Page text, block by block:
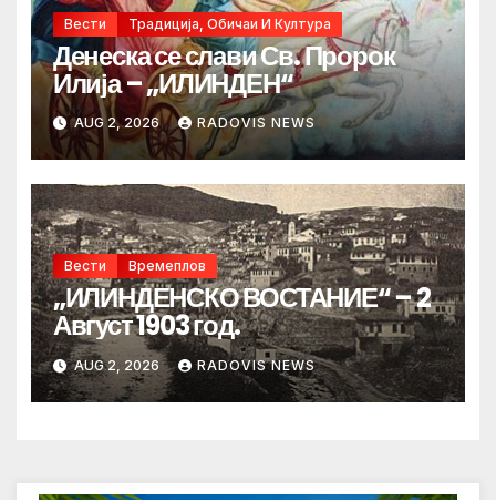
Вести Традиција, Обичаи И Култура
Денеска се слави Св. Пророк
Илија – „ИЛИНДЕН“
AUG 2, 2026 RADOVIS NEWS
Вести Времеплов
„ИЛИНДЕНСКО ВОСТАНИЕ“ – 2
Август 1903 год.
AUG 2, 2026 RADOVIS NEWS